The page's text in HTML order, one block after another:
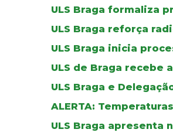
ULS Braga formaliza
ULS Braga reforça
ULS Braga inicia
ULS de Braga recebe
ULS Braga e
ALERTA:
ULS Braga apresenta